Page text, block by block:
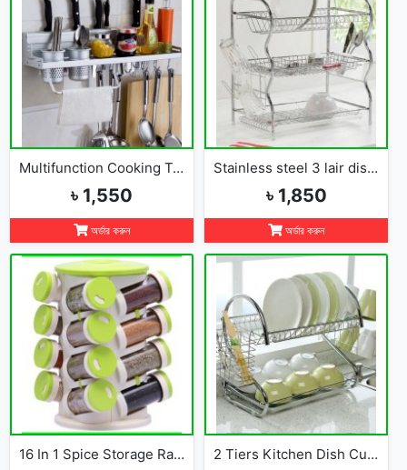
Multifunction Cooking Tools Storage Rack Holder Kitchen Organizer
৳ 1,550
অর্ডার করুন
Stainless steel 3 lair dish rack
৳ 1,850
অর্ডার করুন
16 In 1 Spice Storage Rack 2 Tiers Kitchen Dish Cup Drying Rack-2019